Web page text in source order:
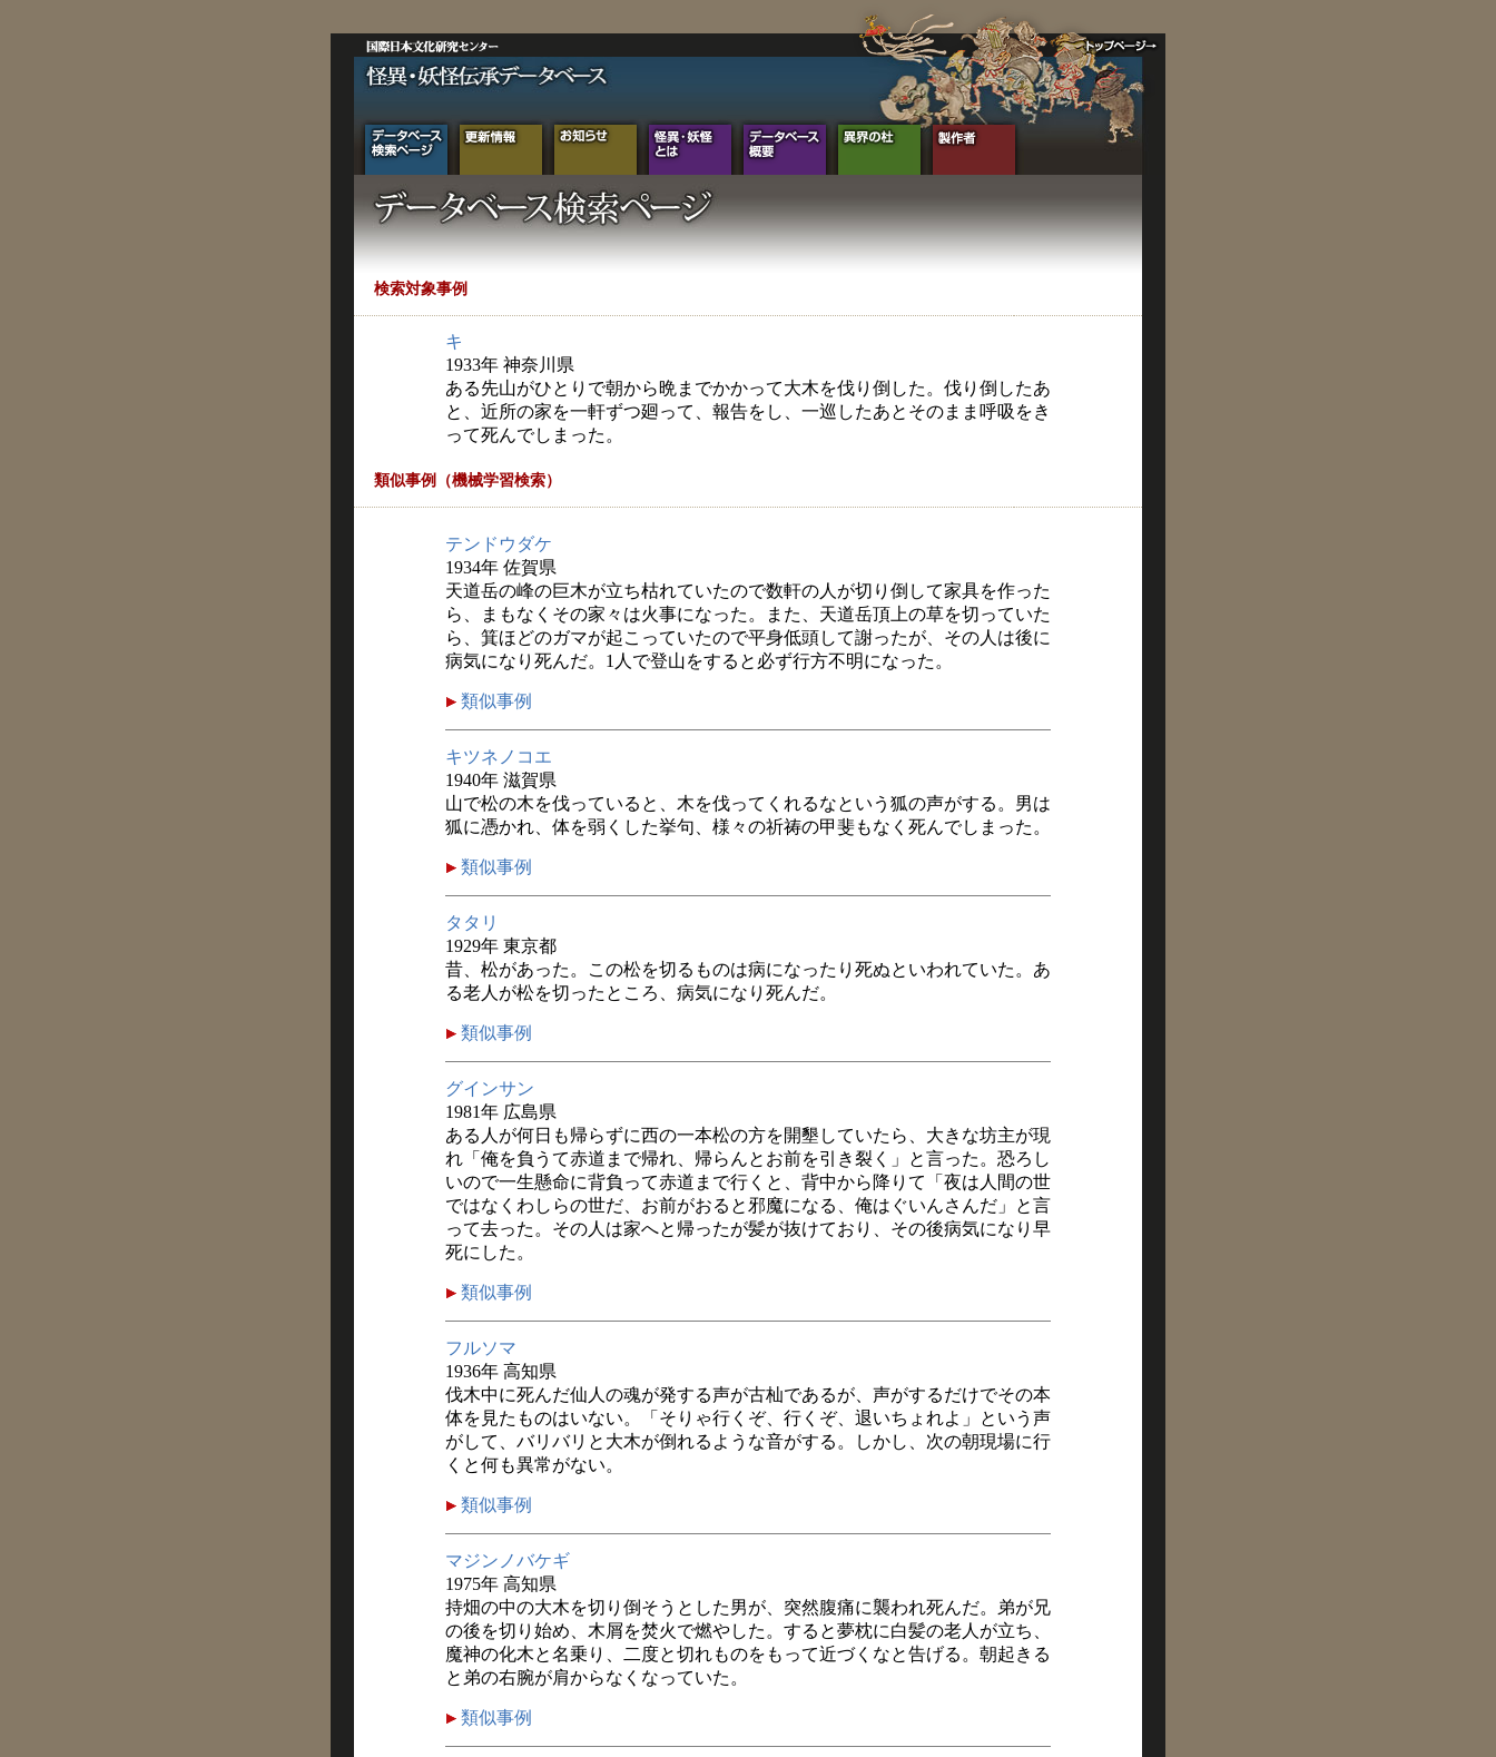
検索対象事例
キ
1933年 神奈川県
ある先山がひとりで朝から晩までかかって大木を伐り倒した。伐り倒したあ
と、近所の家を一軒ずつ廻って、報告をし、一巡したあとそのまま呼吸をき
って死んでしまった。
類似事例（機械学習検索）
テンドウダケ
1934年 佐賀県
天道岳の峰の巨木が立ち枯れていたので数軒の人が切り倒して家具を作った
ら、まもなくその家々は火事になった。また、天道岳頂上の草を切っていた
ら、箕ほどのガマが起こっていたので平身低頭して謝ったが、その人は後に
病気になり死んだ。1人で登山をすると必ず行方不明になった。
類似事例
キツネノコエ
1940年 滋賀県
山で松の木を伐っていると、木を伐ってくれるなという狐の声がする。男は
狐に憑かれ、体を弱くした挙句、様々の祈祷の甲斐もなく死んでしまった。
類似事例
タタリ
1929年 東京都
昔、松があった。この松を切るものは病になったり死ぬといわれていた。あ
る老人が松を切ったところ、病気になり死んだ。
類似事例
グインサン
1981年 広島県
ある人が何日も帰らずに西の一本松の方を開墾していたら、大きな坊主が現
れ「俺を負うて赤道まで帰れ、帰らんとお前を引き裂く」と言った。恐ろし
いので一生懸命に背負って赤道まで行くと、背中から降りて「夜は人間の世
ではなくわしらの世だ、お前がおると邪魔になる、俺はぐいんさんだ」と言
って去った。その人は家へと帰ったが髪が抜けており、その後病気になり早
死にした。
類似事例
フルソマ
1936年 高知県
伐木中に死んだ仙人の魂が発する声が古杣であるが、声がするだけでその本
体を見たものはいない。「そりゃ行くぞ、行くぞ、退いちょれよ」という声
がして、バリバリと大木が倒れるような音がする。しかし、次の朝現場に行
くと何も異常がない。
類似事例
マジンノバケギ
1975年 高知県
持畑の中の大木を切り倒そうとした男が、突然腹痛に襲われ死んだ。弟が兄
の後を切り始め、木屑を焚火で燃やした。すると夢枕に白髪の老人が立ち、
魔神の化木と名乗り、二度と切れものをもって近づくなと告げる。朝起きる
と弟の右腕が肩からなくなっていた。
類似事例